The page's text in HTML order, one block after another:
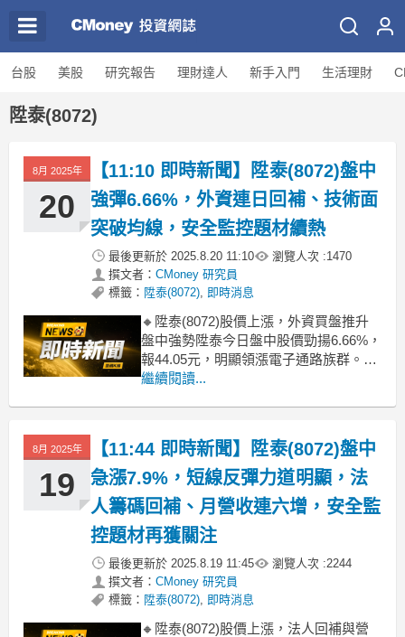
台股 美股 研究報告 理財達人 新手入門 生活理財
陞泰(8072)
8月 2025年
20
【11:10 即時新聞】陞泰(8072)盤中
強彈6.66%，外資連日回補、技術面
突破均線，安全監控題材續熱
最後更新於 2025.8.20 11:10 瀏覽人次 :1470
撰文者： CMoney 研究員
標籤： 陞泰(8072), 即時消息
🔸陞泰(8072)股價上漲，外資買盤推升
盤中強勢陞泰今日盤中股價勁揚6.66%，
報44.05元，明顯領漲電子通路族群。主
因在於外資連續兩日大幅買超，昨日買
營收連續成長，七月年增率高達33.4%，
基本面支撐股價走強。短線多方情緒
繼續閱讀...
8月 2025年
19
【11:44 即時新聞】陞泰(8072)盤中
急漲7.9%，短線反彈力道明顯，法
人籌碼回補、月營收連六增，安全監
控題材再獲關注
最後更新於 2025.8.19 11:45 瀏覽人次 :2244
撰文者： CMoney 研究員
標籤： 陞泰(8072), 即時消息
🔸陞泰(8072)股價上漲，法人回補與營